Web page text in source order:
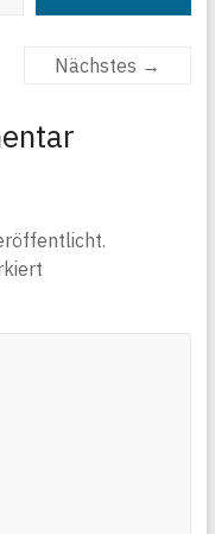
Nächstes →